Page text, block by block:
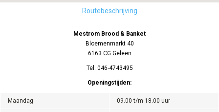
Routebeschrijving
Mestrom Brood & Banket
Bloemenmarkt 40
6163 CG Geleen
Tel. 046-4743495
Openingstijden:
Maandag 09.00 t/m 18.00 uur